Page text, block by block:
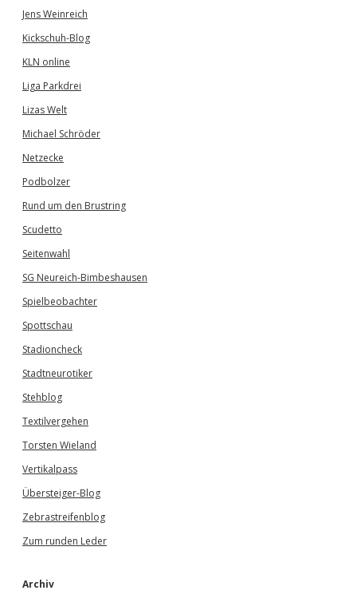
Jens Weinreich
Kickschuh-Blog
KLN online
Liga Parkdrei
Lizas Welt
Michael Schröder
Netzecke
Podbolzer
Rund um den Brustring
Scudetto
Seitenwahl
SG Neureich-Bimbeshausen
Spielbeobachter
Spottschau
Stadioncheck
Stadtneurotiker
Stehblog
Textilvergehen
Torsten Wieland
Vertikalpass
Übersteiger-Blog
Zebrastreifenblog
Zum runden Leder
Archiv